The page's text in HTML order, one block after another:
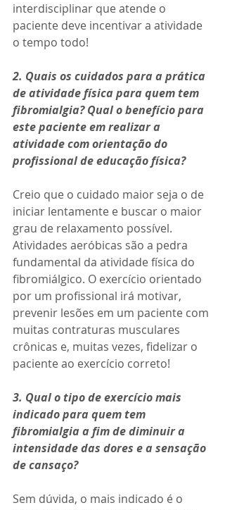
interdisciplinar que atende o
paciente deve incentivar a atividade
o tempo todo!
2. Quais os cuidados para a prática
de atividade física para quem tem
fibromialgia? Qual o benefício para
este paciente em realizar a
atividade com orientação do
profissional de educação física?
Creio que o cuidado maior seja o de
iniciar lentamente e buscar o maior
grau de relaxamento possível.
Atividades aeróbicas são a pedra
fundamental da atividade física do
fibromiálgico. O exercício orientado
por um profissional irá motivar,
prevenir lesões em um paciente com
muitas contraturas musculares
crônicas e, muitas vezes, fidelizar o
paciente ao exercício correto!
3. Qual o tipo de exercício mais
indicado para quem tem
fibromialgia a fim de diminuir a
intensidade das dores e a sensação
de cansaço?
Sem dúvida, o mais indicado é o